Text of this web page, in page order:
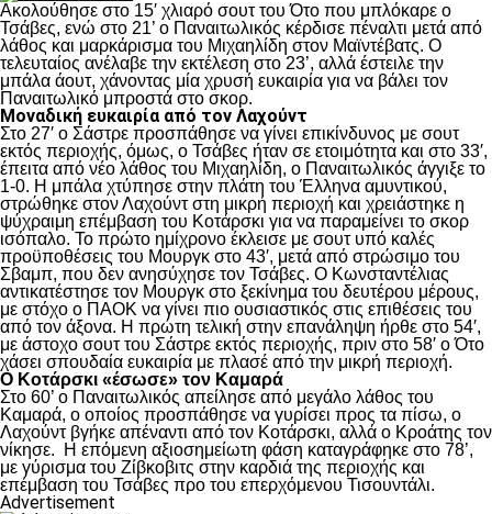
Ακολούθησε στο 15′ χλιαρό σουτ του Ότο που μπλόκαρε ο
Τσάβες, ενώ στο 21’ ο Παναιτωλικός κέρδισε πέναλτι μετά από
λάθος και μαρκάρισμα του Μιχαηλίδη στον Μαϊντέβατς. Ο
τελευταίος ανέλαβε την εκτέλεση στο 23’, αλλά έστειλε την
μπάλα άουτ, χάνοντας μία χρυσή ευκαιρία για να βάλει τον
Παναιτωλικό μπροστά στο σκορ.
Μοναδική ευκαιρία από τον Λαχούντ
Στο 27′ ο Σάστρε προσπάθησε να γίνει επικίνδυνος με σουτ
εκτός περιοχής, όμως, ο Τσάβες ήταν σε ετοιμότητα και στο 33′,
έπειτα από νέο λάθος του Μιχαηλίδη, ο Παναιτωλικός άγγιξε το
1-0. Η μπάλα χτύπησε στην πλάτη του Έλληνα αμυντικού,
στρώθηκε στον Λαχούντ στη μικρή περιοχή και χρειάστηκε η
ψύχραιμη επέμβαση του Κοτάρσκι για να παραμείνει το σκορ
ισόπαλο. Το πρώτο ημίχρονο έκλεισε με σουτ υπό καλές
προϋποθέσεις του Μουργκ στο 43′, μετά από στρώσιμο του
Σβαμπ, που δεν ανησύχησε τον Τσάβες. Ο Κωνσταντέλιας
αντικατέστησε τον Μουργκ στο ξεκίνημα του δευτέρου μέρους,
με στόχο ο ΠΑΟΚ να γίνει πιο ουσιαστικός στις επιθέσεις του
από τον άξονα. Η πρώτη τελική στην επανάληψη ήρθε στο 54′,
με άστοχο σουτ του Σάστρε εκτός περιοχής, πριν στο 58′ ο Ότο
χάσει σπουδαία ευκαιρία με πλασέ από την μικρή περιοχή.
Ο Κοτάρσκι «έσωσε» τον Καμαρά
Στο 60’ ο Παναιτωλικός απείλησε από μεγάλο λάθος του
Καμαρά, ο οποίος προσπάθησε να γυρίσει προς τα πίσω, ο
Λαχούντ βγήκε απέναντι από τον Κοτάρσκι, αλλά ο Κροάτης τον
νίκησε. Η επόμενη αξιοσημείωτη φάση καταγράφηκε στο 78’,
με γύρισμα του Ζίβκοβιτς στην καρδιά της περιοχής και
επέμβαση του Τσάβες προ του επερχόμενου Τισουντάλι.
Advertisement